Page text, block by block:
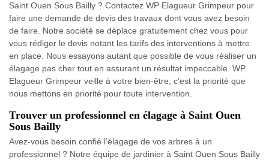
Saint Ouen Sous Bailly ? Contactez WP Elagueur Grimpeur pour
faire une demande de devis des travaux dont vous avez besoin
de faire. Notre société se déplace gratuitement chez vous pour
vous rédiger le devis notant les tarifs des interventions à mettre
en place. Nous essayons autant que possible de vous réaliser un
élagage pas cher tout en assurant un résultat impeccable. WP
Elagueur Grimpeur veille à votre bien-être, c’est la priorité que
nous mettons en priorité pour toute intervention.
Trouver un professionnel en élagage à Saint Ouen
Sous Bailly
Avez-vous besoin confié l’élagage de vos arbres à un
professionnel ? Notre équipe de jardinier à Saint Ouen Sous Bailly